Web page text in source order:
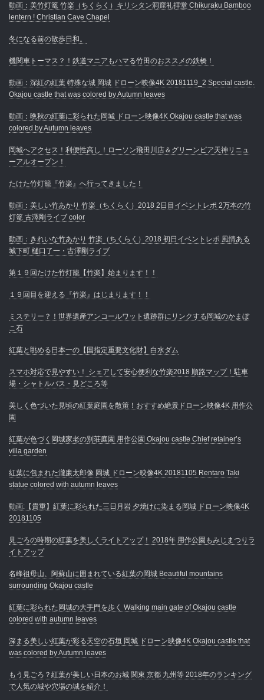
動画：美竹灯篭 竹楽（ちくらく）キリシタン洞窟礼拝堂 Chikuraku Bamboo
lentern ! Christian Cave Chapel
冬になる前の散歩日和。
機関車トーマス？！鉄道マニアもハマる竹田のおススメの鉄橋！
動画：深紅の紅葉 特殊な城 岡城 ドローン映像4K 20181119_2 Special castle.
Okajou castle that was colored by Autumn leaves
動画：晩秋の紅葉に彩られた岡城 ドローン映像4K Okajou castle that was
colored by Autumn leaves
岡城へアクセス！利便性高し！ローソン飛田川店＆グリーンピア天神リニュ
ーアルオープン！
たけた竹灯籠『竹楽』へ行ってきました！
動画：美しい竹あかり 竹楽（ちくらく）2018 2日目イベントレポ 2万本の竹
灯篭 古澤剛ライブ color
動画：きれいな竹あかり 竹楽（ちくらく）2018 初日イベントレポ 風情ある
城下町 樋口了一・古澤剛ライブ
第１９回たけた竹灯籠【竹楽】始まります！！
１９回目を迎える『竹楽』はじまります！！
ミステリー？！世界遺産アンコールワット遺跡群にリンクする岡城のかまぼ
こ石
紅葉と眺める日本一の【国指定重要文化財】白水ダム
スマホ対応で見やすい！ シェアして安心便利な竹楽2018 順路マップ！駐車
場・シャトルバス・見どころ等
美しく色づいた見頃の紅葉庭園を散策！おすすめ絶景ドローン映像4K 用作公
園
紅葉が色づく岡城家老の別荘庭園 用作公園 Okajou castle Chief retainer’s
villa garden
紅葉に包まれた瀧廉太郎像 岡城 ドローン映像4K 20181105 Rentaro Taki
statue colored with autumn leaves
動画:【貴重】紅葉に彩られた三日月岩 夕焼けに染まる岡城 ドローン映像4K
20181105
見ごろの時期の紅葉を美しくライトアップ！ 2018年 用作公園もみじまつりラ
イトアップ
名峰祖母山、阿蘇山に囲まれている紅葉の岡城 Beautiful mountains
surrounding Okajou castle
紅葉に彩られた岡城の大手門を歩く Walking main gate of Okajou castle
colored with autumn leaves
深まる美しい紅葉が彩る天空の石垣 岡城 ドローン映像4K Okajou castle that
was colored by Autumn leaves
もう見ごろ？紅葉が美しい日本のお城 関東 京都 九州等 2018年のランキング
で人気の城や穴場の城を紹介！